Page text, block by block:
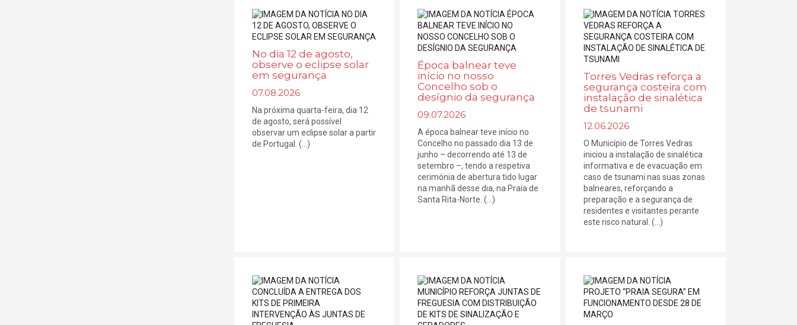
No dia 12 de agosto,
observe o eclipse solar
em segurança
07.08.2026
Na próxima quarta-feira, dia 12
de agosto, será possível
observar um eclipse solar a partir
de Portugal. (...)
Época balnear teve
início no nosso
Concelho sob o
desígnio da segurança
09.07.2026
A época balnear teve início no
Concelho no passado dia 13 de
junho – decorrendo até 13 de
setembro –, tendo a respetiva
cerimónia de abertura tido lugar
na manhã desse dia, na Praia de
Santa Rita-Norte. (...)
Torres Vedras reforça a
segurança costeira com
instalação de sinalética
de tsunami
12.06.2026
O Município de Torres Vedras
iniciou a instalação de sinalética
informativa e de evacuação em
caso de tsunami nas suas zonas
balneares, reforçando a
preparação e a segurança de
residentes e visitantes perante
este risco natural. (...)